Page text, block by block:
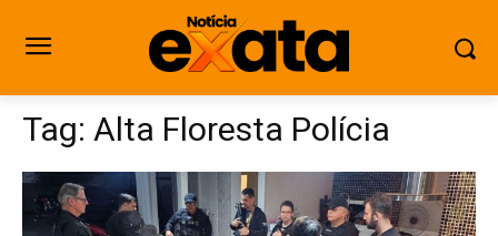
Tag: Alta Floresta Polícia